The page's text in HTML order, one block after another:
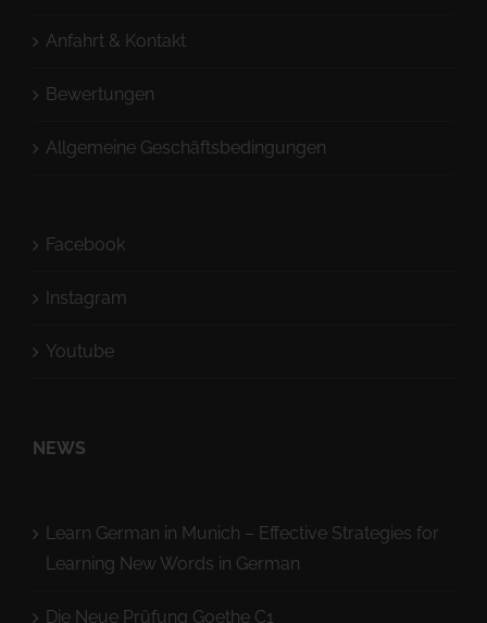
Anfahrt & Kontakt
Bewertungen
Allgemeine Geschäftsbedingungen
Facebook
Instagram
Youtube
NEWS
Learn German in Munich – Effective Strategies for
Learning New Words in German
Die Neue Prüfung Goethe C1